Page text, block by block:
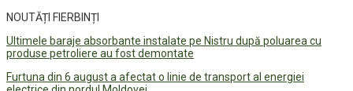
NOUTĂȚI FIERBINȚI
Ultimele baraje absorbante instalate pe Nistru după poluarea cu
produse petroliere au fost demontate
Furtuna din 6 august a afectat o linie de transport al energiei